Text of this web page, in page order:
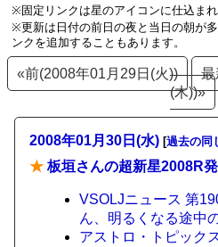
※固定リンクは星のアイコンに仕込まれ
※更新は日付の前日の夜と当日の朝が
ンクを追加することもあります。
«前(2008年01月29日(火)) 最
(木))»
2008年01月30日(水) [過去の同
★ 板垣さんの超新星2008R
VSOLJニュース 第
ん、明るくなる途中
アストロ・トピック